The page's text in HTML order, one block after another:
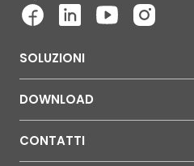
SOLUZIONI
DOWNLOAD
CONTATTI